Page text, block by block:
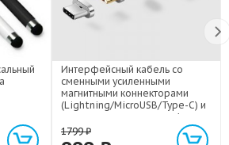
Интерфейсный кабель со
сменными усиленными
магнитными коннекторами
(Lightning/MicroUSB/Type-C) и
световым индикатором 1м
1799₽